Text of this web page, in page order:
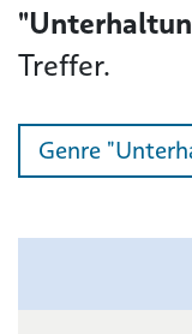
Treffer.
Genre